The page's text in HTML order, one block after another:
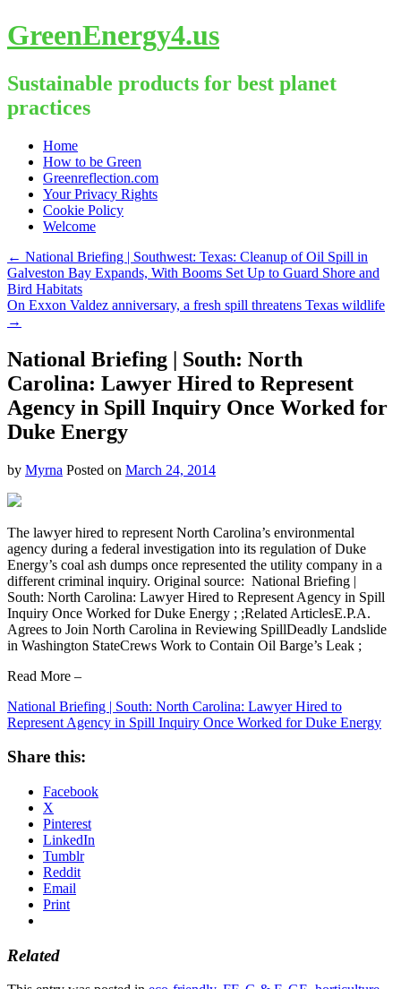
GreenEnergy4.us
Sustainable products for best planet
practices
Skip
content
Home
How to be Green
Greenreflection.com
Your Privacy Rights
Cookie Policy
Welcome
← National Briefing | Southwest: Texas: Cleanup of Oil Spill in
Galveston Bay Expands, With Booms Set Up to Guard Shore and
Bird Habitats
On Exxon Valdez anniversary, a fresh spill threatens Texas wildlife
→
National Briefing | South: North
Carolina: Lawyer Hired to Represent
Agency in Spill Inquiry Once Worked for
Duke Energy
by Myrna Posted on March 24, 2014
The lawyer hired to represent North Carolina’s environmental
agency during a federal investigation into its regulation of Duke
Energy’s coal ash dumps once represented the utility company in a
different criminal inquiry. Original source: National Briefing |
South: North Carolina: Lawyer Hired to Represent Agency in Spill
Inquiry Once Worked for Duke Energy ; ;Related ArticlesE.P.A.
Agrees to Join North Carolina in Reviewing SpillDeadly Landslide
in Washington StateCrews Work to Contain Oil Barge’s Leak ;
Read More –
National Briefing | South: North Carolina: Lawyer Hired to
Represent Agency in Spill Inquiry Once Worked for Duke Energy
Share this:
Facebook
X
Pinterest
LinkedIn
Tumblr
Reddit
Email
Print
Related